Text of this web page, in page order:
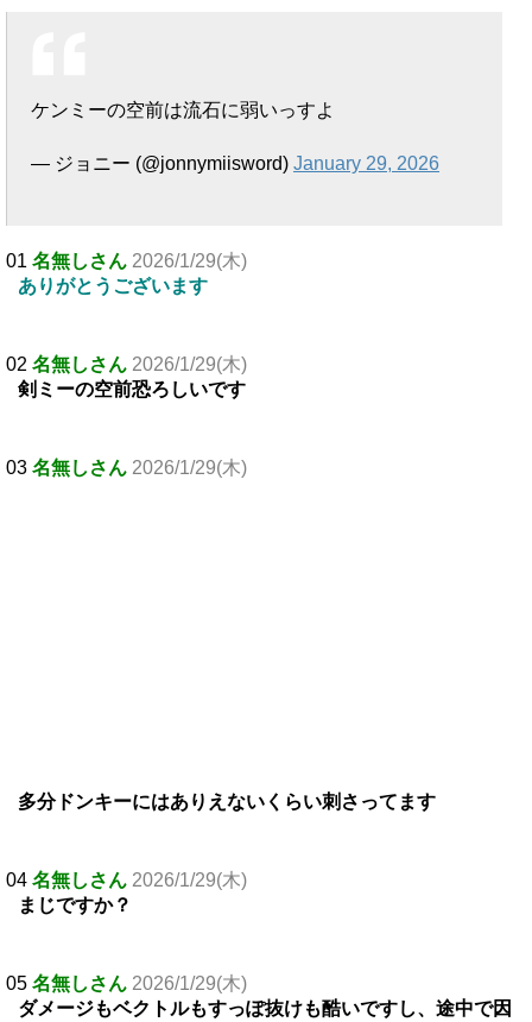
ケンミーの空前は流石に弱いっすよ
— ジョニー (@jonnymiisword) January 29, 2026
01 名無しさん 2026/1/29(木)
ありがとうございます
02 名無しさん 2026/1/29(木)
剣ミーの空前恐ろしいです
03 名無しさん 2026/1/29(木)
多分ドンキーにはありえないくらい刺さってます
04 名無しさん 2026/1/29(木)
まじですか？
05 名無しさん 2026/1/29(木)
ダメージもベクトルもすっぽ抜けも酷いですし、途中で因